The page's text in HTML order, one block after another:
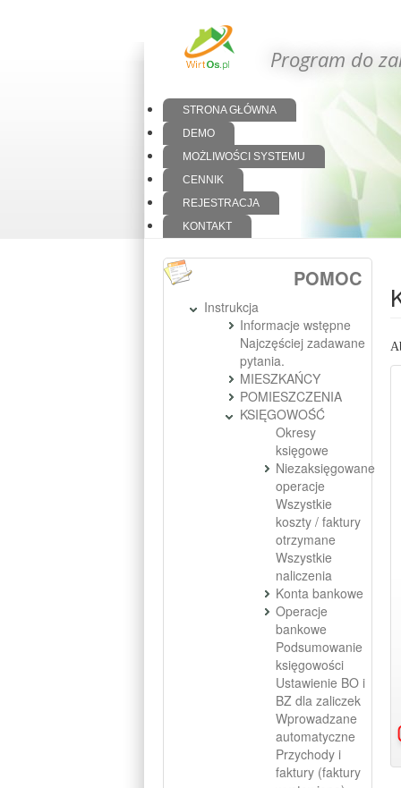
Program do
STRONA GŁÓWNA
DEMO
MOŻLIWOŚCI SYSTEMU
CENNIK
REJESTRACJA
KONTAKT
POMOC
Instrukcja
Informacje wstępne
Najczęściej zadawane
pytania.
MIESZKAŃCY
POMIESZCZENIA
KSIĘGOWOŚĆ
Okresy
księgowe
Niezaksięgowane
operacje
Wszystkie
koszty / faktury
otrzymane
Wszystkie
naliczenia
Konta bankowe
Operacje
bankowe
Podsumowanie
księgowości
Ustawienie BO i
BZ dla zaliczek
Wprowadzane
automatyczne
Przychody i
faktury (faktury